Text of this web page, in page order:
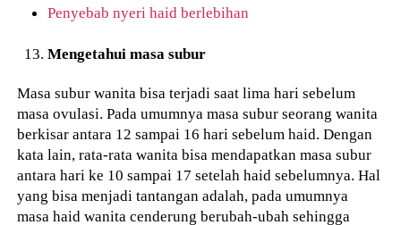
Penyebab nyeri haid berlebihan
Mengetahui masa subur
Masa subur wanita bisa terjadi saat lima hari sebelum
masa ovulasi. Pada umumnya masa subur seorang wanita
berkisar antara 12 sampai 16 hari sebelum haid. Dengan
kata lain, rata-rata wanita bisa mendapatkan masa subur
antara hari ke 10 sampai 17 setelah haid sebelumnya. Hal
yang bisa menjadi tantangan adalah, pada umumnya
masa haid wanita cenderung berubah-ubah sehingga